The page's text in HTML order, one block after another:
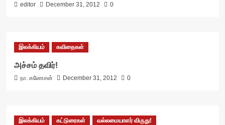
editor December 31, 2012 0
இலக்கியம் கவிதைகள்
அச்சம் தவிர்!
நா. கணேசன் December 31, 2012 0
இலக்கியம் கட்டுரைகள் வல்லமையாளர் விருது!